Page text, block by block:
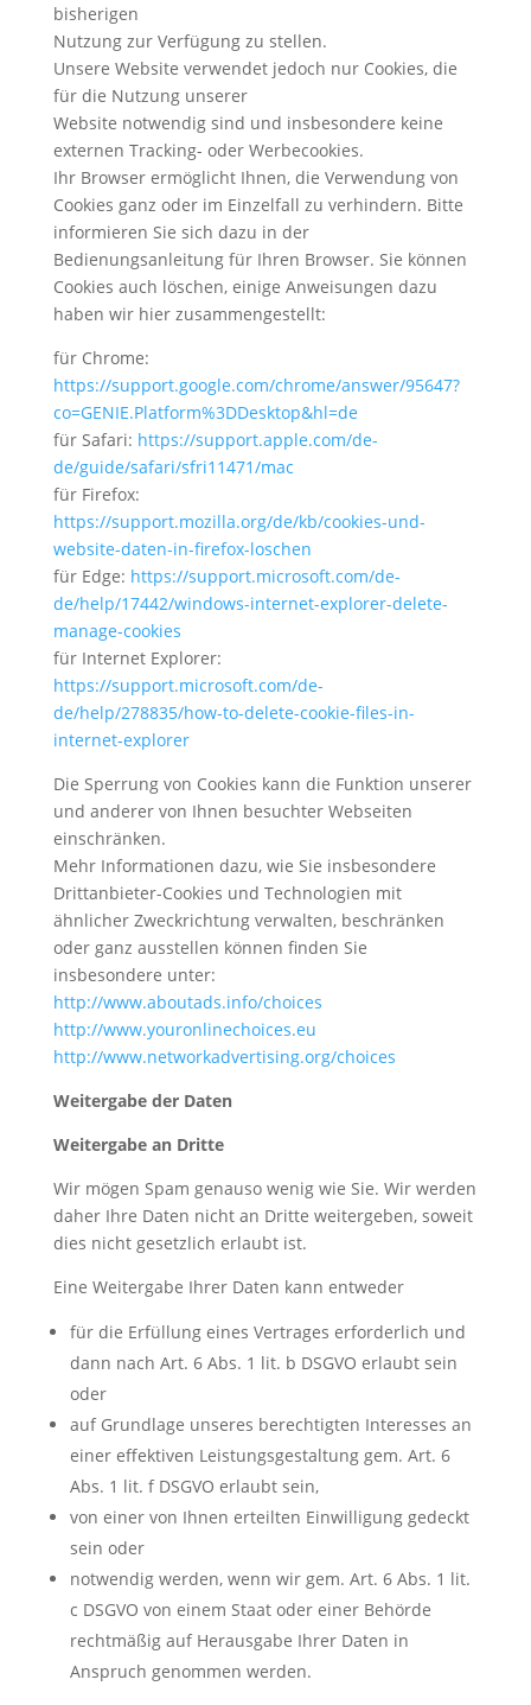
bisherigen
Nutzung zur Verfügung zu stellen.
Unsere Website verwendet jedoch nur Cookies, die
für die Nutzung unserer
Website notwendig sind und insbesondere keine
externen Tracking- oder Werbecookies.
Ihr Browser ermöglicht Ihnen, die Verwendung von
Cookies ganz oder im Einzelfall zu verhindern. Bitte
informieren Sie sich dazu in der
Bedienungsanleitung für Ihren Browser. Sie können
Cookies auch löschen, einige Anweisungen dazu
haben wir hier zusammengestellt:
für Chrome:
https://support.google.com/chrome/answer/95647?
co=GENIE.Platform%3DDesktop&hl=de
für Safari: https://support.apple.com/de-
de/guide/safari/sfri11471/mac
für Firefox:
https://support.mozilla.org/de/kb/cookies-und-
website-daten-in-firefox-loschen
für Edge: https://support.microsoft.com/de-
de/help/17442/windows-internet-explorer-delete-
manage-cookies
für Internet Explorer:
https://support.microsoft.com/de-
de/help/278835/how-to-delete-cookie-files-in-
internet-explorer
Die Sperrung von Cookies kann die Funktion unserer
und anderer von Ihnen besuchter Webseiten
einschränken.
Mehr Informationen dazu, wie Sie insbesondere
Drittanbieter-Cookies und Technologien mit
ähnlicher Zweckrichtung verwalten, beschränken
oder ganz ausstellen können finden Sie
insbesondere unter:
http://www.aboutads.info/choices
http://www.youronlinechoices.eu
http://www.networkadvertising.org/choices
Weitergabe der Daten
Weitergabe an Dritte
Wir mögen Spam genauso wenig wie Sie. Wir werden
daher Ihre Daten nicht an Dritte weitergeben, soweit
dies nicht gesetzlich erlaubt ist.
Eine Weitergabe Ihrer Daten kann entweder
für die Erfüllung eines Vertrages erforderlich und
dann nach Art. 6 Abs. 1 lit. b DSGVO erlaubt sein
oder
auf Grundlage unseres berechtigten Interesses an
einer effektiven Leistungsgestaltung gem. Art. 6
Abs. 1 lit. f DSGVO erlaubt sein,
von einer von Ihnen erteilten Einwilligung gedeckt
sein oder
notwendig werden, wenn wir gem. Art. 6 Abs. 1 lit.
c DSGVO von einem Staat oder einer Behörde
rechtmäßig auf Herausgabe Ihrer Daten in
Anspruch genommen werden.